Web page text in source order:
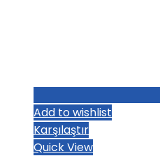
Add to wishlist
Karşılaştır
Quick View